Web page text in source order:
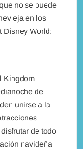
no se puede
en los
Disney World:
Kingdom
de
unirse a la
de todo
navideña